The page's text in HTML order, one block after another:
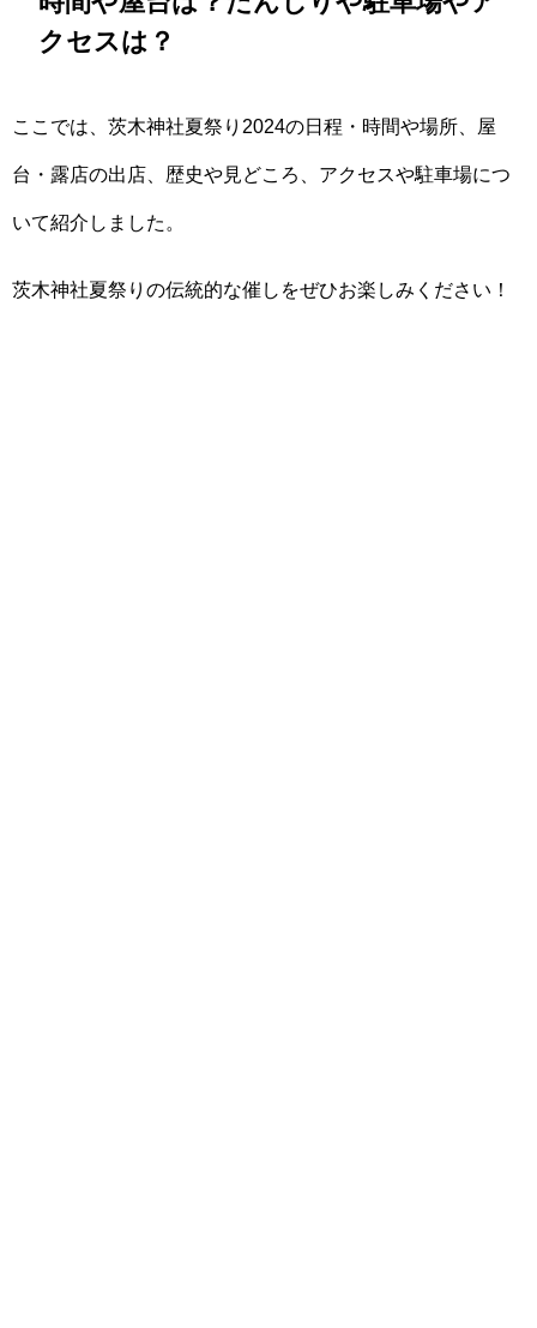
クセスは？
ここでは、茨木神社夏祭り2024の日程・時間や場所、屋
台・露店の出店、歴史や見どころ、アクセスや駐車場につ
いて紹介しました。
茨木神社夏祭りの伝統的な催しをぜひお楽しみください！